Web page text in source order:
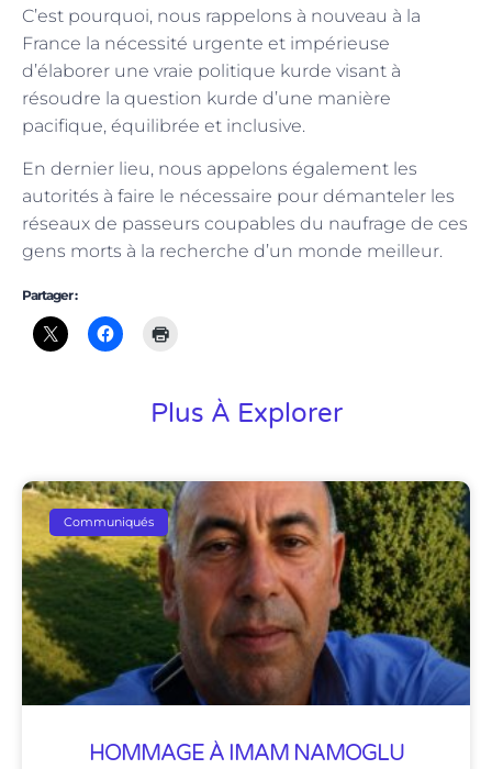
C’est pourquoi, nous rappelons à nouveau à la
France la nécessité urgente et impérieuse
d’élaborer une vraie politique kurde visant à
résoudre la question kurde d’une manière
pacifique, équilibrée et inclusive.
En dernier lieu, nous appelons également les
autorités à faire le nécessaire pour démanteler les
réseaux de passeurs coupables du naufrage de ces
gens morts à la recherche d’un monde meilleur.
Partager :
Plus À Explorer
Communiqués
HOMMAGE À IMAM NAMOGLU